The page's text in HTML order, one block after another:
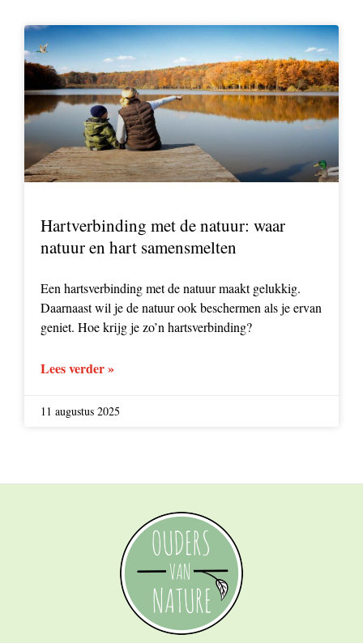
Hartverbinding met de natuur: waar
natuur en hart samensmelten
Een hartsverbinding met de natuur maakt gelukkig.
Daarnaast wil je de natuur ook beschermen als je ervan
geniet. Hoe krijg je zo’n hartsverbinding?
Lees verder »
11 augustus 2025